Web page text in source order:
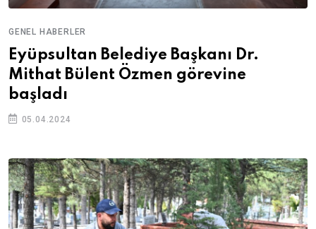
GENEL HABERLER
Eyüpsultan Belediye Başkanı Dr.
Mithat Bülent Özmen görevine
başladı
05.04.2024